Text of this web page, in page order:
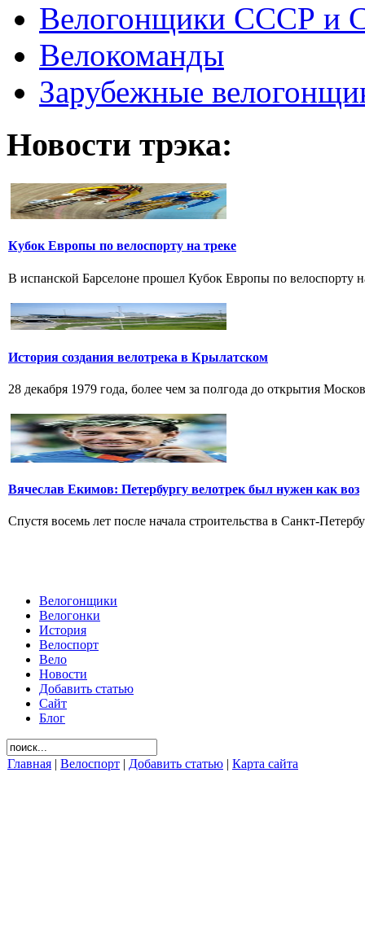
Велогонщики СССР и
Велокоманды
Зарубежные
Новости трэка:
Кубок Европы по велоспорту на треке
В испанской Барселоне прошел Кубок Европы по велоспорту
История создания велотрека в Крылатском
28 декабря 1979 года, более чем за полгода до открытия
Вячеслав Екимов: Петербургу велотрек был нужен как воз
Спустя восемь лет после начала строительства в Санкт-
Велогонщики
Велогонки
История
Велоспорт
Вело
Новости
Добавить статью
Сайт
Блог
Главная | Велоспорт | Добавить статью | Карта сайта